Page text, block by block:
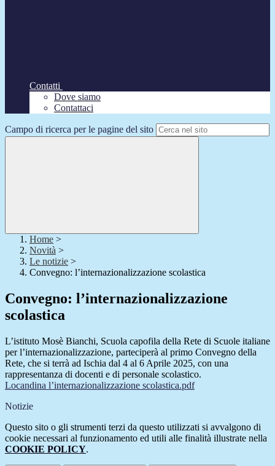
Contatti
Dove siamo
Contattaci
Campo di ricerca per le pagine del sito
Home >
Novità >
Le notizie >
Convegno: l’internazionalizzazione scolastica
Convegno: l’internazionalizzazione
scolastica
L’istituto Mosè Bianchi, Scuola capofila della Rete di Scuole italiane
per l’internazionalizzazione, parteciperà al primo Convegno della
Rete, che si terrà ad Ischia dal 4 al 6 Aprile 2025, con una
rappresentanza di docenti e di personale scolastico.
Locandina l’internazionalizzazione scolastica.pdf
Notizie
Questo sito o gli strumenti terzi da questo utilizzati si avvalgono di
cookie necessari al funzionamento ed utili alle finalità illustrate nella
COOKIE POLICY.